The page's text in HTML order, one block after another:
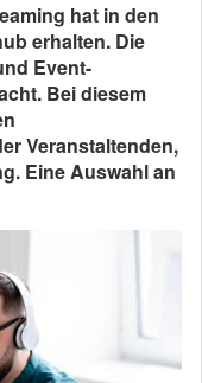
hat in den
erhalten. Die
Event-
Bei diesem
Veranstaltenden,
Eine Auswahl an